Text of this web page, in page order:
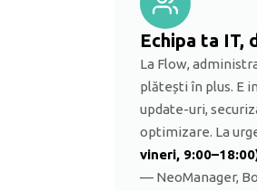
Echipa ta IT,
La Flow,
plătești în plus. E
update-uri,
optimizare. La
vineri,
— NeoManager,